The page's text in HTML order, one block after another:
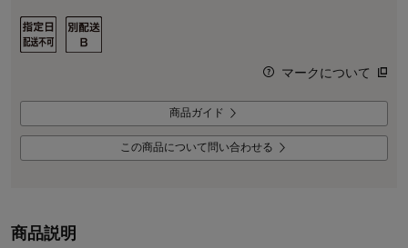
マークについて
商品ガイド
この商品について問い合わせる
商品説明